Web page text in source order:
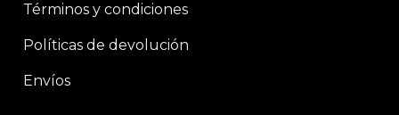
Términos y condiciones
Políticas de devolución
Envíos